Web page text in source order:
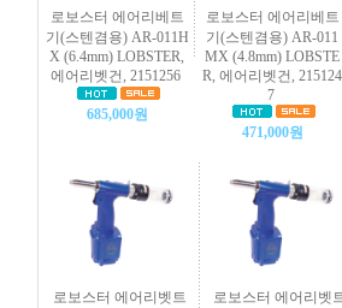
로보스터 에어리베트
기(스텐겸용) AR-011H
X (6.4mm) LOBSTER,
에어리벳건, 2151256
685,000원
로보스터 에어리베트
기(스텐겸용) AR-011
MX (4.8mm) LOBSTE
R, 에어리벳건, 215124
7
471,000원
로보스터 에어리벳트
로보스터 에어리벳